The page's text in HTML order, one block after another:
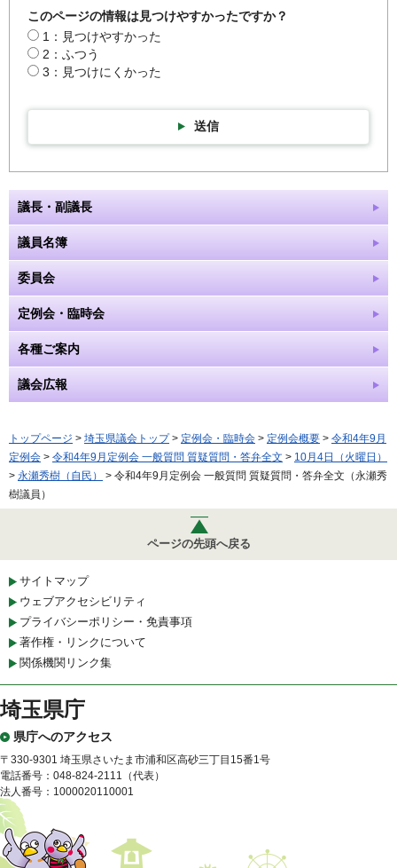
このページの情報は見つけやすかったですか？
1：見つけやすかった
2：ふつう
3：見つけにくかった
送信
議長・副議長
議員名簿
委員会
定例会・臨時会
各種ご案内
議会広報
トップページ > 埼玉県議会トップ> 定例会・臨時会 > 定例会概要 > 令和4年9月
定例会 > 令和4年9月定例会 一般質問 質疑質問・答弁全文 > 10月4日（火曜日）
> 永瀬秀樹（自民）
> 令和4年9月定例会 一般質問 質疑質問・答弁全文（永瀬秀
樹議員）
ページの先頭へ戻る
サイトマップ
ウェブアクセシビリティ
プライバシーポリシー・免責事項
著作権・リンクについて
関係機関リンク集
埼玉県庁
県庁へのアクセス
〒330-9301 埼玉県さいたま市浦和区高砂三丁目15番1号
電話番号：048-824-2111（代表）
法人番号：1000020110001